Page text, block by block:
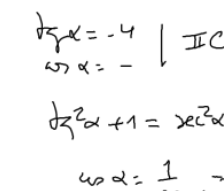
E-learning en y para la enseñanza de las Ciencias
Talleres
14-11-13 Taller en Tecnalia
Contacto
Boletín semanal